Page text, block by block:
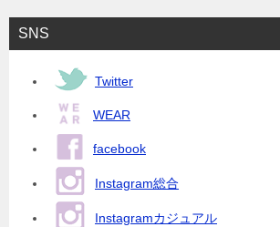
SNS
Twitter
WEAR
facebook
Instagram総合
Instagramカジュアル